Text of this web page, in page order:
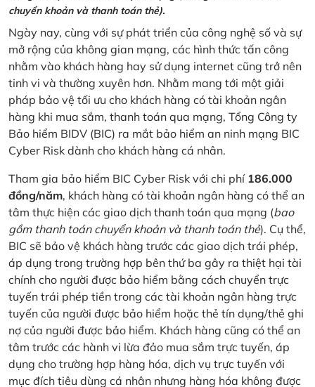
chuyển khoản và thanh toán thẻ).
Ngày nay, cùng với sự phát triển của công nghệ số và sự
mở rộng của không gian mạng, các hình thức tấn công
nhằm vào khách hàng hay sử dụng internet cũng trở nên
tinh vi và thường xuyên hơn. Nhằm mang tới một giải
pháp bảo vệ tối ưu cho khách hàng có tài khoản ngân
hàng khi mua sắm, thanh toán qua mạng, Tổng Công ty
Bảo hiểm BIDV (BIC) ra mắt bảo hiểm an ninh mạng BIC
Cyber Risk dành cho khách hàng cá nhân.
Tham gia bảo hiểm BIC Cyber Risk với chi phí 186.000
đồng/năm, khách hàng có tài khoản ngân hàng có thể an
tâm thực hiện các giao dịch thanh toán qua mạng (bao
gồm thanh toán chuyển khoản và thanh toán thẻ). Cụ thể,
BIC sẽ bảo vệ khách hàng trước các giao dịch trái phép,
áp dụng trong trường hợp bên thứ ba gây ra thiệt hại tài
chính cho người được bảo hiểm bằng cách chuyển trực
tuyến trái phép tiền trong các tài khoản ngân hàng trực
tuyến của người được bảo hiểm hoặc thẻ tín dụng/thẻ ghi
nợ của người được bảo hiểm. Khách hàng cũng có thể an
tâm trước các hành vi lừa đảo mua sắm trực tuyến, áp
dụng cho trường hợp hàng hóa, dịch vụ trực tuyến với
mục đích tiêu dùng cá nhân nhưng hàng hóa không được